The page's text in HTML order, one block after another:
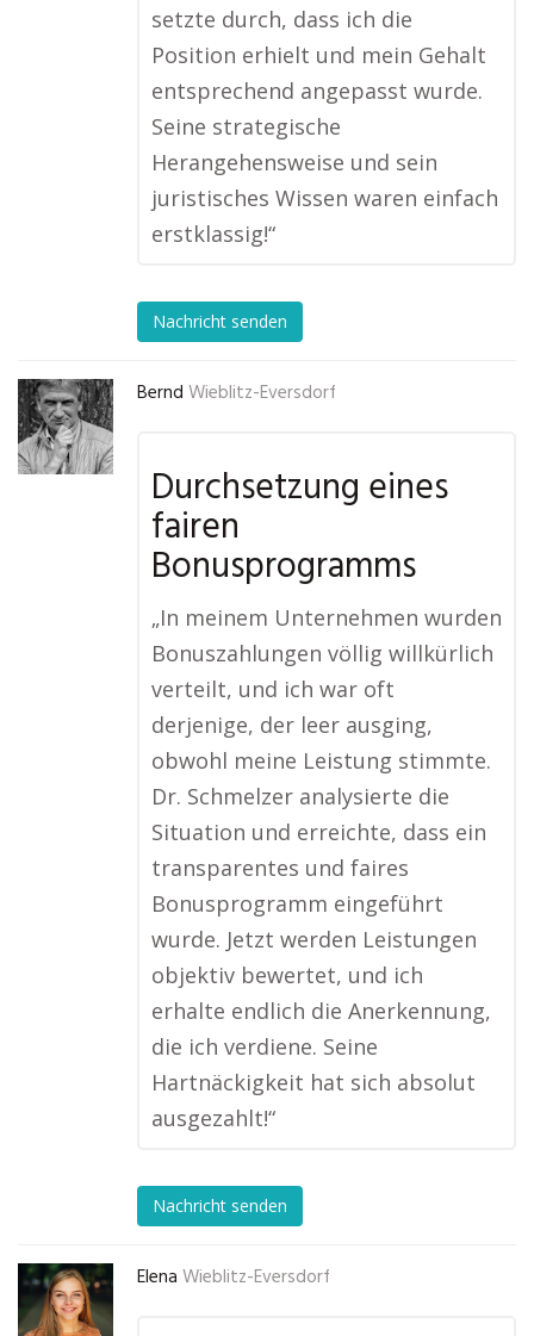
setzte durch, dass ich die
Position erhielt und mein Gehalt
entsprechend angepasst wurde.
Seine strategische
Herangehensweise und sein
juristisches Wissen waren einfach
erstklassig!“
Nachricht senden
Bernd Wieblitz-Eversdorf
Durchsetzung eines
fairen
Bonusprogramms
„In meinem Unternehmen wurden
Bonuszahlungen völlig willkürlich
verteilt, und ich war oft
derjenige, der leer ausging,
obwohl meine Leistung stimmte.
Dr. Schmelzer analysierte die
Situation und erreichte, dass ein
transparentes und faires
Bonusprogramm eingeführt
wurde. Jetzt werden Leistungen
objektiv bewertet, und ich
erhalte endlich die Anerkennung,
die ich verdiene. Seine
Hartnäckigkeit hat sich absolut
ausgezahlt!“
Nachricht senden
Elena Wieblitz-Eversdorf